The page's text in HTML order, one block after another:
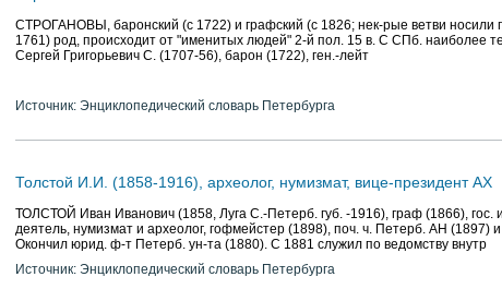
СТРОГАНОВЫ, баронский (с 1722) и графский (с 1826; нек-рые ветви носили
1761) род, происходит от "именитых людей" 2-й пол. 15 в. С СПб. наиболее
Сергей Григорьевич С. (1707-56), барон (1722), ген.-лейт
Источник: Энциклопедический словарь Петербурга
Толстой И.И. (1858-1916), археолог, нумизмат, вице-президент АХ
ТОЛСТОЙ Иван Иванович (1858, Луга С.-Петерб. губ. -1916), граф (1866), гос.
деятель, нумизмат и археолог, гофмейстер (1898), поч. ч. Петерб. АН (1897)
Окончил юрид. ф-т Петерб. ун-та (1880). С 1881 служил по ведомству внутр
Источник: Энциклопедический словарь Петербурга